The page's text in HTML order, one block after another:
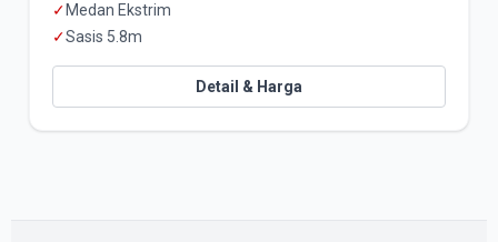
✓ Medan Ekstrim
✓Sasis 5.8m
Detail & Harga